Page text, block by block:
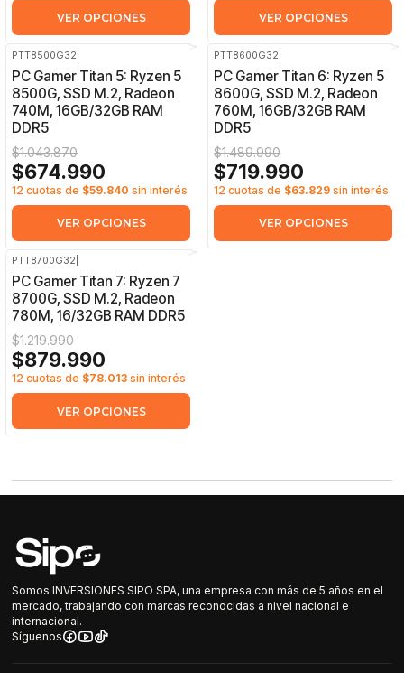
VER OPCIONES VER OPCIONES
PTT8500G32
PC Gamer Titan 5: Ryzen 5
8500G, SSD M.2, Radeon
740M, 16GB/32GB RAM
DDR5
$1.043.870
$674.990
12 cuotas de $59.840 sin interés
VER OPCIONES
PTT8600G32
PC Gamer Titan 6: Ryzen 5
8600G, SSD M.2, Radeon
760M, 16GB/32GB RAM
DDR5
$1.489.990
$719.990
12 cuotas de $63.829 sin interés
VER OPCIONES
PTT8700G32
PC Gamer Titan 7: Ryzen 7
8700G, SSD M.2, Radeon
780M, 16/32GB RAM DDR5
$1.219.990
$879.990
12 cuotas de $78.013 sin interés
VER OPCIONES
Somos INVERSIONES SIPO SPA, una empresa con más de 5 años en el
mercado, trabajando con marcas reconocidas a nivel nacional e
internacional.
Síguenos